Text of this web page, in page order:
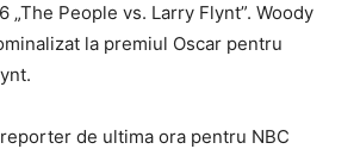
„The People vs. Larry Flynt”. Woody
la premiul Oscar pentru
de ultima ora pentru NBC